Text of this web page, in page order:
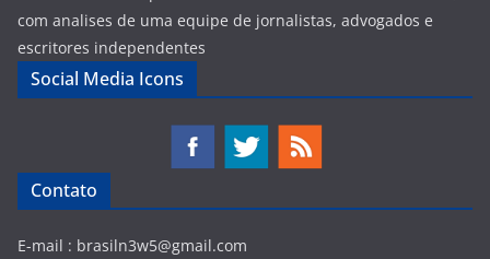
com analises de uma equipe de jornalistas, advogados e
escritores independentes
Social Media Icons
Contato
E-mail : brasiln3w5@gmail.com